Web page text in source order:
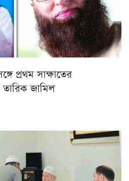
প্রথম সাক্ষাতের
তারিক জামিল